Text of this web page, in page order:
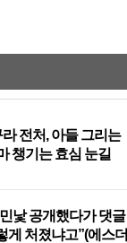
라 전처, 아들 그리는
챙기는 효심 눈길
낯 공개했다가 댓글
게 처졌냐고”(에스더